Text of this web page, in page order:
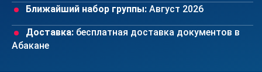
Ближайший набор группы: Август 2026
Доставка: бесплатная доставка документов в
Абакане